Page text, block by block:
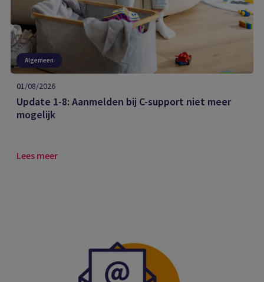
Algemeen
01/08/2026
Update 1-8: Aanmelden bij C-support niet meer
mogelijk
Lees meer